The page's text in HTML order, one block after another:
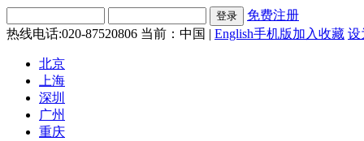
免费注册
热线电话:020-87520806 当前：中国 | English手机版加入收藏 设
北京
上海
深圳
广州
重庆